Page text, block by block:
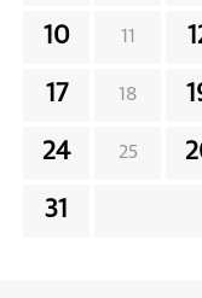
10 11
17 18
24 25
31